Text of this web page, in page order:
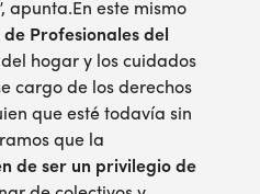
apunta.En este mismo
Profesionales del
hogar y los cuidados
cargo de los derechos
que esté todavía sin
que la
de ser un privilegio de